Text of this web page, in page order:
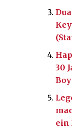
30
ein